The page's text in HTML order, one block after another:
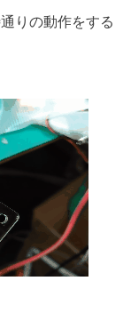
りの動作をする